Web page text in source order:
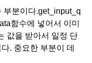
부분이다.get_input_q
함수에 넣어서 이미
값을 받아서 일정 단
. 중요한 부분이 데